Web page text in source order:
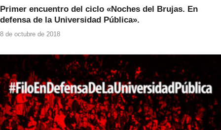
Primer encuentro del ciclo «Noches del Brujas. En
defensa de la Universidad Pública».
8 de octubre de 2018